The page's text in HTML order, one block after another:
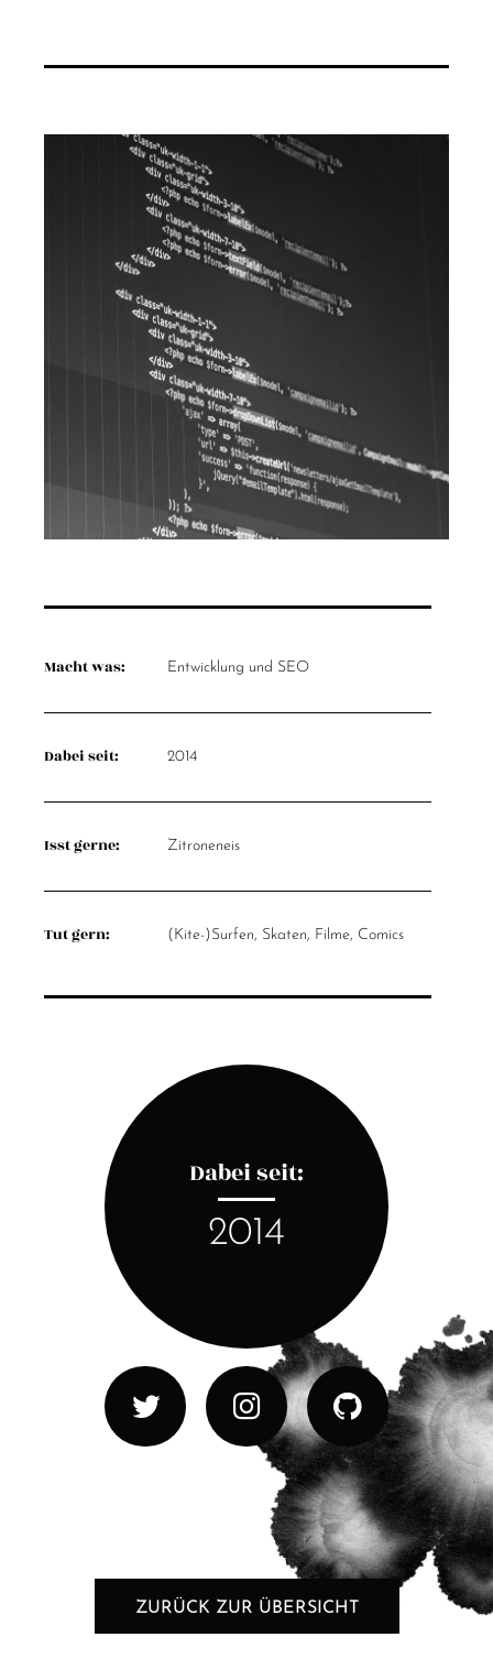
Macht was: Entwicklung und SEO
Dabei seit: 2014
Isst gerne: Zitroneneis
Tut gern: (Kite-)Surfen, Skaten, Filme, Comics
Dabei seit:
2014
ZURÜCK ZUR ÜBERSICHT